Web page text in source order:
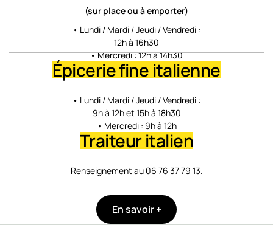
(sur place ou à emporter)
• Lundi / Mardi / Jeudi / Vendredi :
12h à 16h30
• Mercredi : 12h à 14h30
Épicerie fine italienne
• Lundi / Mardi / Jeudi / Vendredi :
9h à 12h et 15h à 18h30
• Mercredi : 9h à 12h
Traiteur italien
Renseignement au 06 76 37 79 13.
En savoir +